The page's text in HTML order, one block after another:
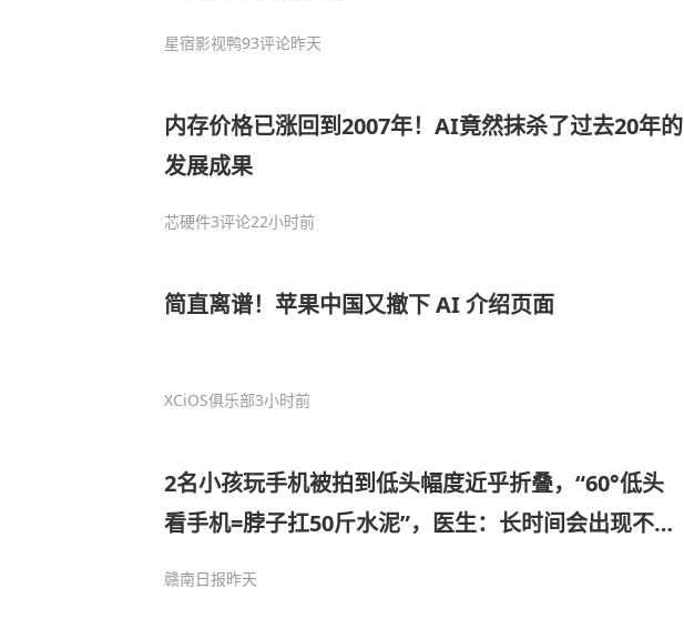
星宿影视鸭93评论昨天
内存价格已涨回到2007年！AI竟然抹杀了过去20年的
发展成果
芯硬件3评论22小时前
简直离谱！苹果中国又撤下 AI 介绍页面
XCiOS俱乐部3小时前
2名小孩玩手机被拍到低头幅度近乎折叠，“60°低头
看手机=脖子扛50斤水泥”，医生：长时间会出现不可
赣南日报昨天